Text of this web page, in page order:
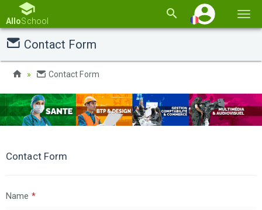
la
AlloSchool
Contact Form
Contact Form
Contact Form
Name *